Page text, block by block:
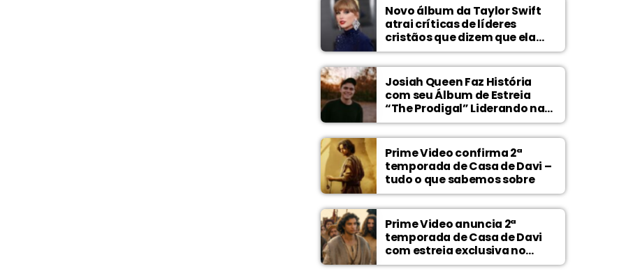
Novo álbum da Taylor Swift
atrai críticas de líderes
cristãos que dizem que ela
zomba de Deus
Josiah Queen Faz História
com seu Álbum de Estreia
“The Prodigal” Liderando na
Billboard
Prime Video confirma 2ª
temporada de Casa de Davi –
tudo o que sabemos sobre
Prime Video anuncia 2ª
temporada de Casa de Davi
com estreia exclusiva no
Wonder Project